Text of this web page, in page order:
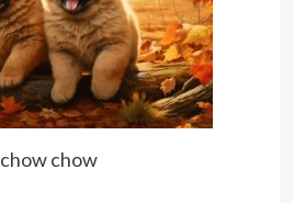
chow chow